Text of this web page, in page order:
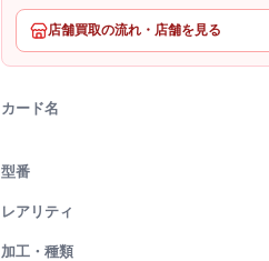
店舗買取の流れ・店舗を見る
カード名
型番
レアリティ
加工・種類